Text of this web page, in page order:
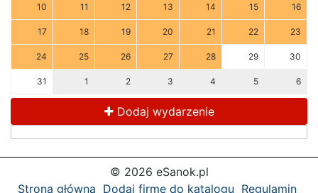
10 11 12 13 14 15 16
17 18 19 20 21 22 23
24 25 26 27 28 29 30
31 1 2 3 4 5 6
Dodaj wydarzenie
© 2026 eSanok.pl
Strona główna Dodaj firmę do katalogu Regulamin